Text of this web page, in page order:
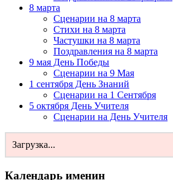
8 марта
Сценарии на 8 марта
Стихи на 8 марта
Частушки на 8 марта
Поздравления на 8 марта
9 мая День Победы
Сценарии на 9 Мая
1 сентября День Знаний
Сценарии на 1 Сентября
5 октября День Учителя
Сценарии на День Учителя
Загрузка...
Календарь именин